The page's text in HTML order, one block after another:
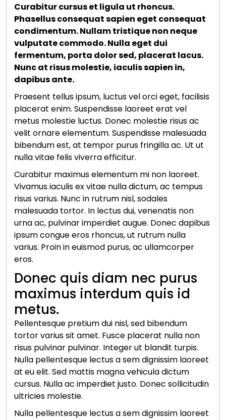
Curabitur cursus et ligula ut rhoncus.
Phasellus consequat sapien eget consequat
condimentum. Nullam tristique non neque
vulputate commodo. Nulla eget dui
fermentum, porta dolor sed, placerat lacus.
Nunc at risus molestie, iaculis sapien in,
dapibus ante.
Praesent tellus ipsum, luctus vel orci eget, facilisis
placerat enim. Suspendisse laoreet erat vel
metus molestie luctus. Donec molestie risus ac
velit ornare elementum. Suspendisse malesuada
bibendum est, at tempor purus fringilla ac. Ut ut
nulla vitae felis viverra efficitur.
Curabitur maximus elementum mi non laoreet.
Vivamus iaculis ex vitae nulla dictum, ac tempus
risus varius. Nunc in rutrum nisl, sodales
malesuada tortor. In lectus dui, venenatis non
urna ac, pulvinar imperdiet augue. Donec dapibus
ipsum congue eros rhoncus, ut rutrum nulla
varius. Proin in euismod purus, ac ullamcorper
eros.
Donec quis diam nec purus
maximus interdum quis id
metus.
Pellentesque pretium dui nisl, sed bibendum
tortor varius sit amet. Fusce placerat nulla non
risus pulvinar pulvinar. Integer ut blandit turpis.
Nulla pellentesque lectus a sem dignissim laoreet
at eu elit. Sed mattis magna vehicula dictum
cursus. Nulla ac imperdiet justo. Donec sollicitudin
ultricies molestie.
Nulla pellentesque lectus a sem dignissim laoreet